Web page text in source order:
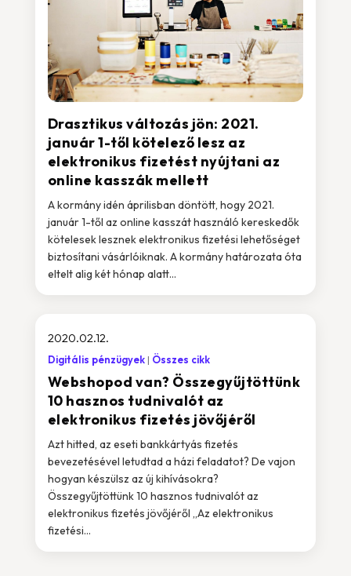
Drasztikus változás jön: 2021.
január 1-től kötelező lesz az
elektronikus fizetést nyújtani az
online kasszák mellett
A kormány idén áprilisban döntött, hogy 2021.
január 1-től az online kasszát használó kereskedők
kötelesek lesznek elektronikus fizetési lehetőséget
biztosítani vásárlóiknak. A kormány határozata óta
eltelt alig két hónap alatt...
Webshopod van? Összegyűjtöttünk
10 hasznos tudnivalót az
elektronikus fizetés jövőjéről
2020.02.12.
Digitális pénzügyek Összes cikk
Azt hitted, az eseti bankkártyás fizetés
bevezetésével letudtad a házi feladatot? De vajon
hogyan készülsz az új kihívásokra?
Összegyűjtöttünk 10 hasznos tudnivalót az
elektronikus fizetés jövőjéről „Az elektronikus
fizetési...